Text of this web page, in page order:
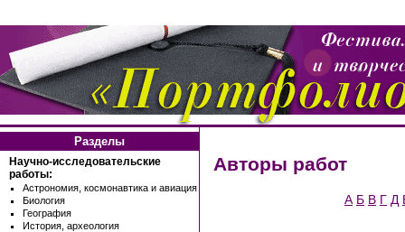
Разделы
Научно-исследовательские
работы:
Астрономия, космонавтика и авиация
Биология
География
История, археология
Авторы работ
А Б В Г Д